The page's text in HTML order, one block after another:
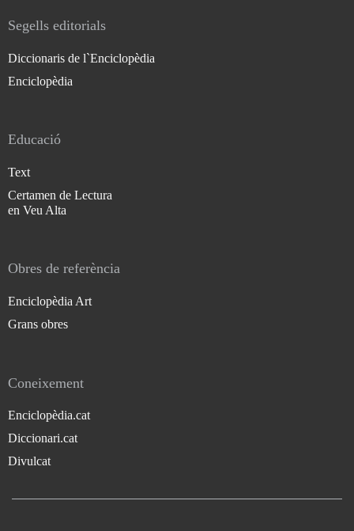
Segells editorials
Diccionaris de l`Enciclopèdia
Enciclopèdia
Educació
Text
Certamen de Lectura
en Veu Alta
Obres de referència
Enciclopèdia Art
Grans obres
Coneixement
Enciclopèdia.cat
Diccionari.cat
Divulcat